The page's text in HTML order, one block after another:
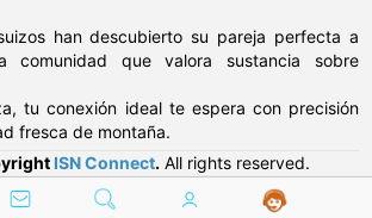
han descubierto su pareja perfecta a
comunidad que valora sustancia sobre
tu conexión ideal te espera con precisión
fresca de montaña.
ISN Connect. All rights reserved.